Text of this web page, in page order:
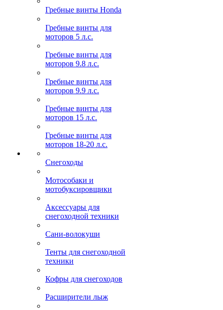
Гребные винты Honda
Гребные винты для
моторов 5 л.с.
Гребные винты для
моторов 9.8 л.с.
Гребные винты для
моторов 9.9 л.с.
Гребные винты для
моторов 15 л.с.
Гребные винты для
моторов 18-20 л.с.
Снегоходы
Мотособаки и
мотобуксировщики
Аксессуары для
снегоходной техники
Сани-волокуши
Тенты для снегоходной
техники
Кофры для снегоходов
Расширители лыж